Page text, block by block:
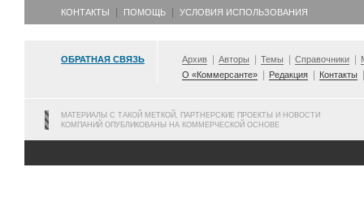
КОНТАКТЫ ПОМОЩЬ УСЛОВИЯ ИСПОЛЬЗОВАНИЯ
ОБРАТНАЯ СВЯЗЬ Архив Авторы Темы Справочники
О «Коммерсанте»
Редакция Контакты
МАТЕРИАЛЫ С ТАКОЙ МЕТКОЙ, ПАРТНЕРСКИЕ ПРОЕКТЫ И НОВОСТИ
КОМПАНИЙ ОПУБЛИКОВАНЫ НА КОММЕРЧЕСКОЙ ОСНОВЕ